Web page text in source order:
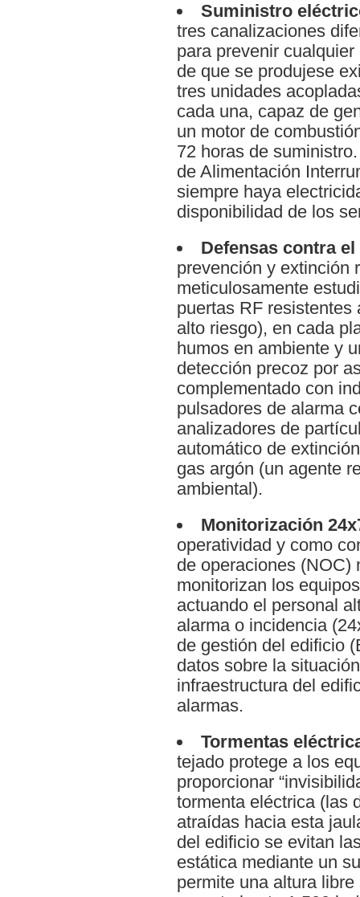
Suministro
tres canalizaciones
para prevenir
de que se produjese
tres unidades
cada una, capaz de
un motor de
72 horas de
de Alimentación
siempre haya
disponibilidad de los
Defensas contra el
prevención y extinción
meticulosamente
puertas RF resistentes
alto riesgo), en cada
humos en ambiente y
detección precoz por
complementado con
pulsadores de alarma
analizadores de
automático de
gas argón (un agente
ambiental).
Monitorización
operatividad y como
de operaciones (NOC)
monitorizan los
actuando el personal
alarma o incidencia
de gestión del edificio
datos sobre la
infraestructura del
alarmas.
Tormentas
tejado protege a los
proporcionar
tormenta eléctrica (las
atraídas hacia esta
del edificio se evitan
estática mediante un
permite una altura